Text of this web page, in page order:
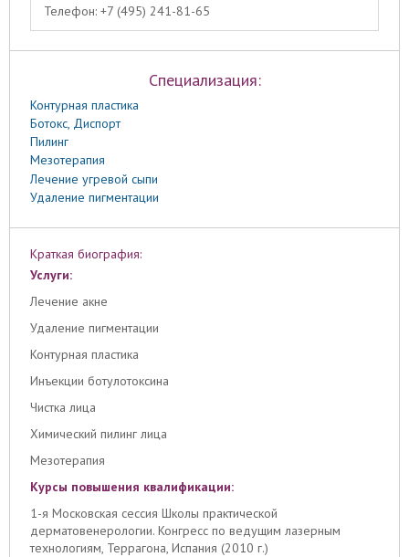
Телефон: +7 (495) 241-81-65
Специализация:
Контурная пластика
Ботокс, Диспорт
Пилинг
Мезотерапия
Лечение угревой сыпи
Удаление пигментации
Краткая биография:
Услуги:
Лечение акне
Удаление пигментации
Контурная пластика
Инъекции ботулотоксина
Чистка лица
Химический пилинг лица
Мезотерапия
Курсы повышения квалификации:
1-я Московская сессия Школы практической
дерматовенерологии. Конгресс по ведущим лазерным
технологиям, Террагона, Испания (2010 г.)